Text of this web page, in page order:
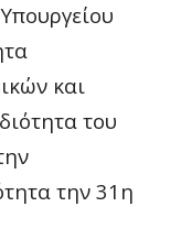
και
του
την 31η